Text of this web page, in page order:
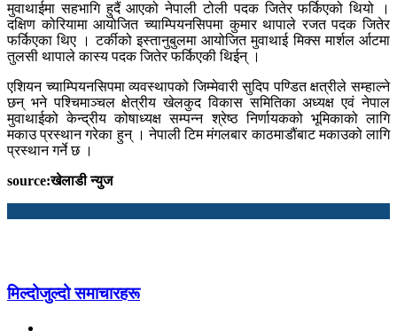
मुवाथाईमा सहभागि हुदैं आएको नेपाली टोली पदक जितेर फर्किएको थियो ।
दक्षिण कोरियामा आयोजित च्याम्पियनसिपमा कुमार थापाले रजत पदक जितेर
फर्किएका थिए । टर्कीको इस्तानुबुलमा आयोजित मुवाथाई मिक्स मार्शल र्आटमा
तुलसी थापाले कास्य पदक जितेर फर्किएकी थिईन् ।
एशियन च्याम्पियनसिपमा व्यवस्थापको जिम्मेवारी सुदिप पण्डित क्षत्रीले सम्हाल्ने
छन् भने पश्चिमाञ्चल क्षेत्रीय खेलकुद विकास समितिका अध्यक्ष एवं नेपाल
मुवाथाईको केन्द्रीय कोषाध्यक्ष सम्पन्न श्रेष्ठ निर्णायकको भूमिकाको लागि
मकाउ प्रस्थान गरेका हुन् । नेपाली टिम मंगलबार काठमाडौंबाट मकाउको लागि
प्रस्थान गर्ने छ ।
source:खेलाडी न्युज
मिल्दोजुल्दो समाचारहरू